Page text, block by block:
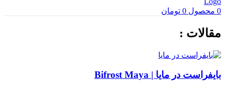
0 محصول 0 تومان
مقالات :
بایفراست در مایا | Bifrost Maya